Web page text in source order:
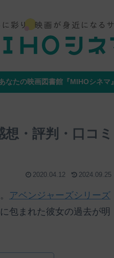
なたの映画図書館『MIHOシネマ』
・評判・口コミ
2020.04.12 2024.09.25
アベンジャーズシリーズ
包まれた彼女の過去が明